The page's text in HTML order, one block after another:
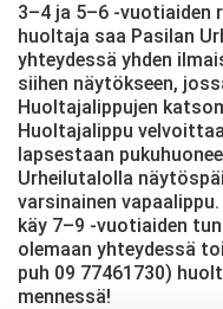
3–4 ja 5–6 -vuotiaiden
huoltaja saa Pasilan
yhteydessä yhden
siihen näytökseen,
Huoltajalippujen
Huoltajalippu
lapsestaan
Urheilutalolla
varsinainen
käy 7–9 -vuotiaiden
olemaan yhteydessä
puh 09 77461730)
mennessä!